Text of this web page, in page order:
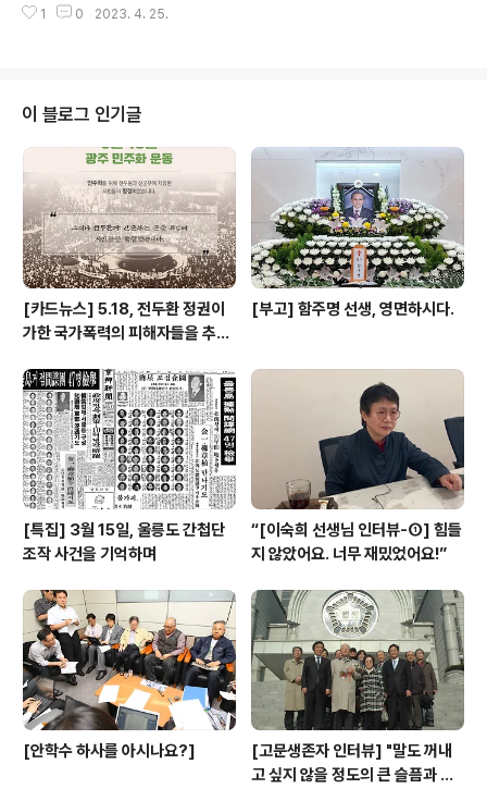
과 국가폭력이 재발되지 않도록 힘써 노력하고 있습니다.
수많은 간첩조작사건을 만들어냈습니다. 간첩으로 지목된
토당토않았습니다. 간첩조작사건피해자들 중 다수의 제주
도민들은 일본에 방문한 것이 조총련과 엮여져 간첩으로
몰렸습니다. 그런데 양영배 씨는 그와는 일절 상관없이 간
첩이 되었습니다. 어느 날 양영배 씨는 보안사령부의 제주
지부인 ‘한라기업사’에 끌려갔습니다. 양영배 씨를 끌고 간
이들은 양영배 씨에게 북한에 가 폭탄제조법을 배운 ..
1 0 2023. 4. 25.
이 블로그 인기글
[카드뉴스] 5.18, 전두환 정권이
가한 국가폭력의 피해자들을 추념
[부고] 함주명 선생, 영면하시다.
[특집] 3월 15일, 울릉도 간첩단
조작 사건을 기억하며
“[이숙희 선생님 인터뷰-①] 힘들
지 않았어요. 너무 재밌었어요!”
[안학수 하사를 아시나요?]
[고문생존자 인터뷰] "말도 꺼내
고 싶지 않을 정도의 큰 슬픔과 아